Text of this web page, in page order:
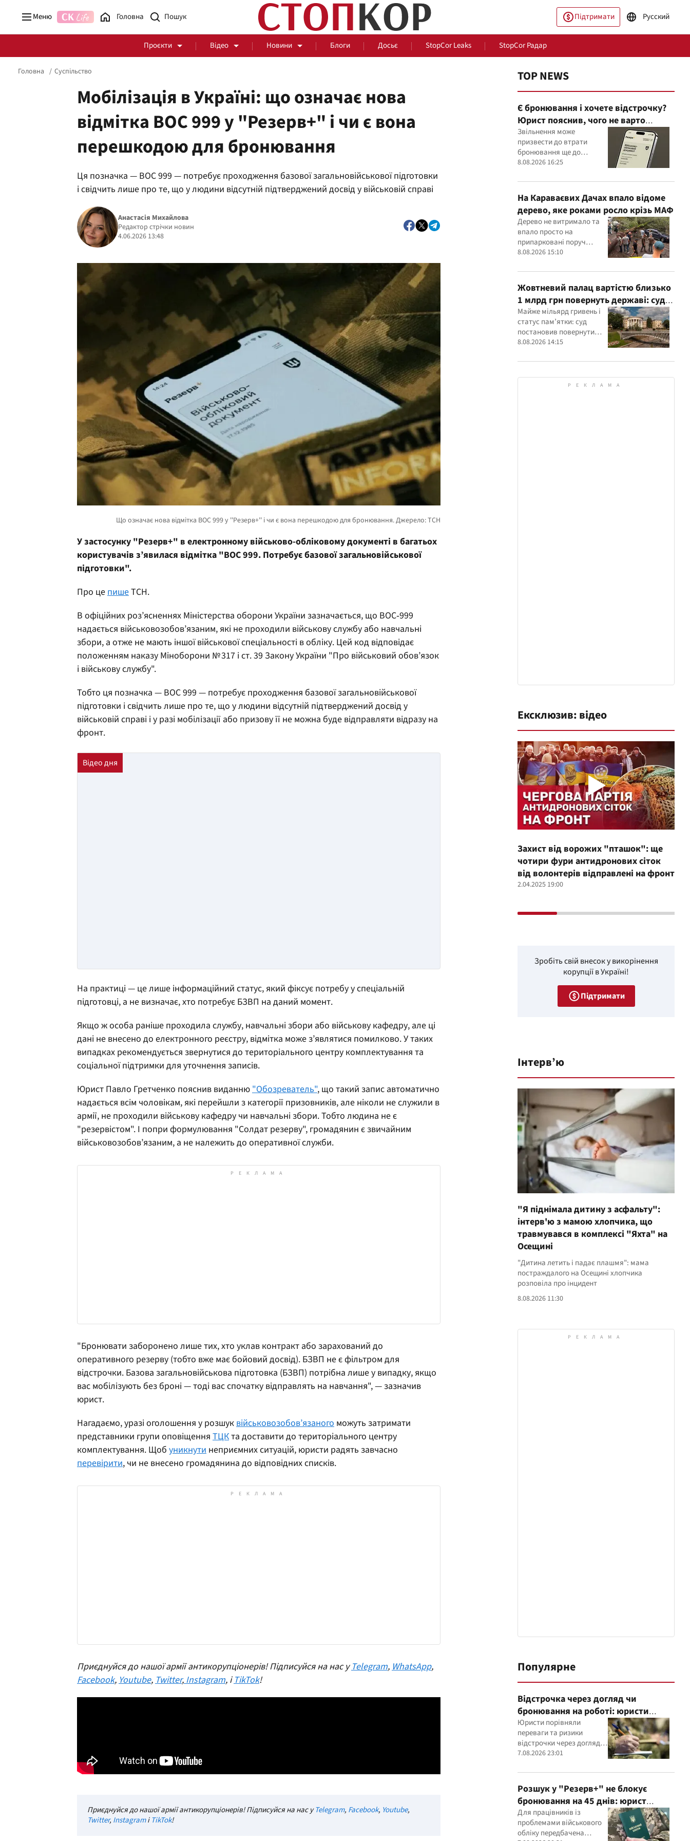
Меню Головна Підтримати Русский
Проєкти Відео Новини Блоги Досьє StopCor Leaks StopCor Радар
Стоп Політичній Корупції Чесні закупівлі За парканом
Здоров'я
Головна Суспільство
Мобілізація в Україні: що означає нова
відмітка ВОС 999 у "Резерв+" і чи є вона
перешкодою для бронювання
Ця позначка — ВОС 999 — потребує проходження базової загальновійськової підготовки
і свідчить лише про те, що у людини відсутній підтверджений досвід у військовій справі
Анастасія Михайлова
Редактор стрічки новин
4.06.2026 13:48
У застосунку "Резерв+" в електронному військово-обліковому документі в багатьох
користувачів з’явилася відмітка "ВОС 999. Потребує базової загальновійськової
підготовки".
Про це пишеТСН.
В офіційних роз’ясненнях Міністерства оборони України зазначається, що ВОС‑999
надається військовозобов’язаним, які не проходили військову службу або навчальні
збори, а отже не мають іншої військової спеціальності в обліку. Цей код відповідає
положенням наказу Міноборони № 317 і ст. 39 Закону України "Про військовий обов’язок
і військову службу".
Тобто ця позначка — ВОС 999 — потребує проходження базової загальновійськової
підготовки і свідчить лише про те, що у людини відсутній підтверджений досвід у
військовій справі і у разі мобілізації або призову її не можна буде відправляти відразу на
фронт.
На практиці — це лише інформаційний статус, який фіксує потребу у спеціальній
підготовці, а не визначає, хто потребує БЗВП на даний момент.
Якщо ж особа раніше проходила службу, навчальні збори або військову кафедру, але ці
дані не внесено до електронного реєстру, відмітка може з’являтися помилково. У таких
випадках рекомендується звернутися до територіального центру комплектування та
соціальної підтримки для уточнення записів.
Юрист Павло Гретченко пояснив виданню "Обозреватель", що такий запис автоматично
надається всім чоловікам, які перейшли з категорії призовників, але ніколи не служили в
армії, не проходили військову кафедру чи навчальні збори. Тобто людина не є
"резервістом". І попри формулювання "Солдат резерву", громадянин є звичайним
військовозобов’язаним, а не належить до оперативної служби.
"Бронювати заборонено лише тих, хто уклав контракт або зарахований до
оперативного резерву (тобто вже має бойовий досвід). БЗВП не є фільтром для
відстрочки. Базова загальновійськова підготовка (БЗВП) потрібна лише у випадку, якщо
вас мобілізують без броні — тоді вас спочатку відправлять на навчання", — зазначив
юрист.
Нагадаємо, уразі оголошення у розшук військовозобов’язаного можуть затримати
представники групи оповіщення ТЦКта доставити до територіального центру
комплектування. Щоб уникнути неприємних ситуацій, юристи радять завчасно
перевірити, чи не внесено громадянина до відповідних списків.
Приєднуйся до нашої армії антикорупціонерів! Підписуйся на нас уTelegram, WhatsApp,
Facebook, Youtube, Twitter, Instagram, і TikTok!
Приєднуйся до нашої армії антикорупціонерів! Підписуйся на нас уTelegram, Facebook, Youtube,
Twitter, InstagramіTikTok!
TOP NEWS
Є бронювання і хочете відстрочку?
Юрист пояснив, чого не варто
робити
Звільнення може
призвести до втрати
бронювання ще до
оформлення нової
8.08.2026 16:25
На Караваєвих Дачах впало відоме
дерево, яке роками росло крізь МАФ
Дерево не витримало та
впало просто на
припарковані поруч
машини
8.08.2026 15:10
Жовтневий палац вартістю близько
1 млрд грн повернуть державі: суд
задовольнив позов прокуратури
Майже мільярд гривень і
статус пам’ятки: суд
постановив повернути
державі Жовтневий палац
8.08.2026 14:15
Ексклюзив: відео
Захист від ворожих "пташок": ще
чотири фури антидронових сіток
від волонтерів відправлені на фронт
2.04.2025 19:00
Зробіть свій внесок у викорінення
корупції в Україні!
Підтримати
Інтерв’ю
"Я піднімала дитину з асфальту":
інтерв'ю з мамою хлопчика, що
травмувався в комплексі "Яхта" на
Осещині
"Дитина летить і падає плашмя": мама
постраждалого на Осещині хлопчика
розповіла про інцидент
8.08.2026 11:30
Популярне
Відстрочка через догляд чи
бронювання на роботі: юристи
пояснили, що надійніше
Юристи порівняли
переваги та ризики
відстрочки через догляд і
бронювання працівника
підприємством
7.08.2026 23:01
Розшук у "Резерв+" не блокує
бронювання на 45 днів: юрист
пояснив важливий нюанс
Для працівників із
проблемами військового
обліку передбачена